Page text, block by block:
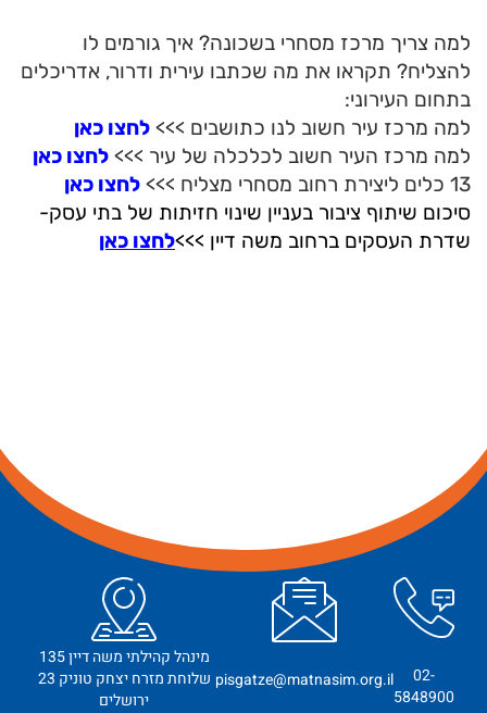
למה צריך מרכז מסחרי בשכונה? איך גורמים לו
להצליח? תקראו את מה שכתבו עירית ודרור, אדריכלים
בתחום העירוני:
למה מרכז עיר חשוב לנו כתושבים >>> לחצו כאן
למה מרכז העיר חשוב לכלכלה של עיר >>> לחצו כאן
13 כלים ליצירת רחוב מסחרי מצליח >>>
לחצו כאן
סיכום שיתוף ציבור בעניין שינוי חזיתות של בתי עסק-
שדרת העסקים ברחוב משה דיין >>>לחצו כאן
02-
5848900
pisgatze@matnasim.org.il
מינהל קהילתי משה דיין 135
שלוחת מזרח יצחק טוניק 23
ירושלים